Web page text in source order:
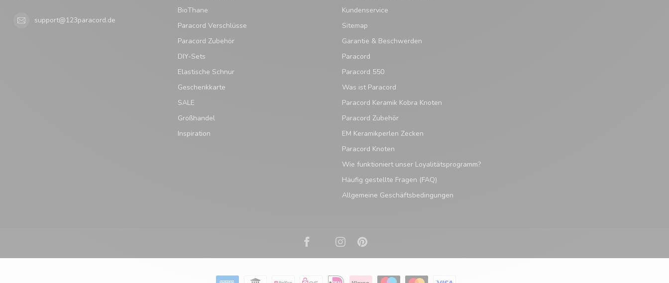
support@123paracord.de
BioThane
Paracord Verschlüsse
Paracord Zubehör
DIY-Sets
Elastische Schnur
Geschenkkarte
SALE
Großhandel
Inspiration
Kundenservice
Sitemap
Garantie & Beschwerden
Paracord
Paracord 550
Was ist Paracord
Paracord Keramik Kobra Knoten
Paracord Zubehör
EM Keramikperlen Zecken
Paracord Knoten
Wie funktioniert unser Loyalitätsprogramm?
Häufig gestellte Fragen (FAQ)
Allgemeine Geschäftsbedingungen